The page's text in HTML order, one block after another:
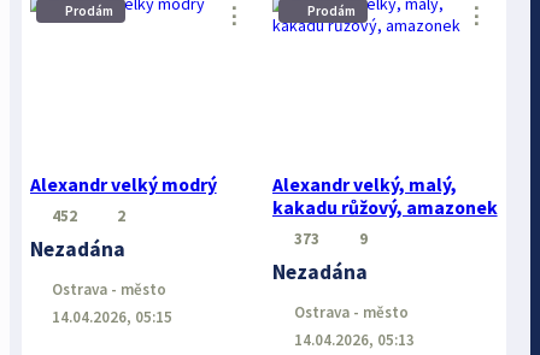
Prodám
Alexandr velký modrý
⋮
452 2
Nezadána
Ostrava - město
14.04.2026, 05:15
Prodám
Alexandr velký, malý,
kakadu růžový, amazonek
⋮
373 9
Nezadána
Ostrava - město
14.04.2026, 05:13